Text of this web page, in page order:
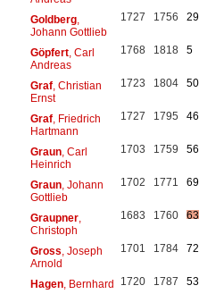
Goldberg,
Johann Gottlieb
1727 1756 29
Göpfert, Carl
Andreas
1768 1818 5
Graf, Christian
Ernst
1723 1804 50
Graf, Friedrich
Hartmann
1727 1795 46
Graun, Carl
Heinrich
1703 1759 56
Graun, Johann
Gottlieb
1702 1771 69
Graupner,
Christoph
1683 1760 63
Gross , Joseph
Arnold
1701 1784 72
Hagen, Bernhard 1720 1787
53